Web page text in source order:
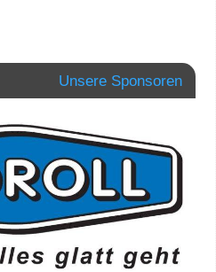
Unsere Sponsoren